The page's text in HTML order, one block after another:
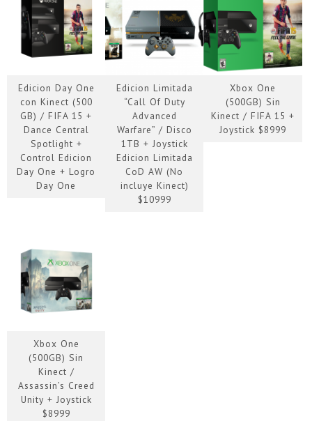
Edicion Day One
con Kinect (500
GB) / FIFA 15 +
Dance Central
Spotlight +
Control Edicion
Day One + Logro
Day One
Edicion Limitada
“Call Of Duty
Advanced
Warfare” / Disco
1TB + Joystick
Edicion Limitada
CoD AW (No
incluye Kinect)
$10999
Xbox One
(500GB) Sin
Kinect / FIFA 15 +
Joystick $8999
Xbox One
(500GB) Sin
Kinect /
Assassin’s Creed
Unity + Joystick
$8999